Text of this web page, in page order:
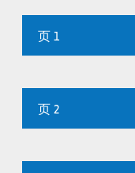
页 1
页 2